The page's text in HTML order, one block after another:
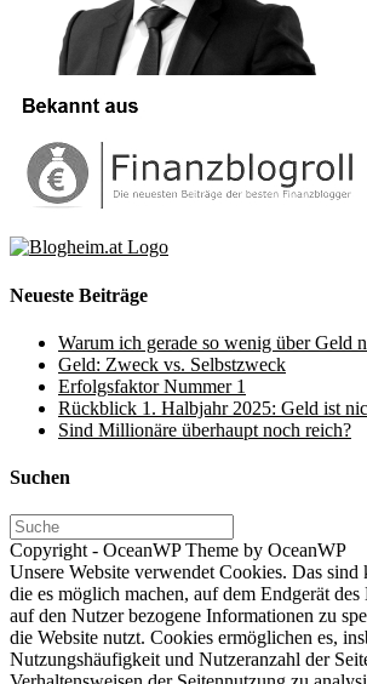
Neueste Beiträge
Warum ich gerade so wenig über Geld
Geld: Zweck vs. Selbstzweck
Erfolgsfaktor Nummer 1
Rückblick 1. Halbjahr 2025: Geld ist
Sind Millionäre überhaupt noch reich?
Suchen
Copyright - OceanWP Theme by OceanWP
Unsere Website verwendet Cookies. Das sind
die es möglich machen, auf dem Endgerät des
auf den Nutzer bezogene Informationen zu
die Website nutzt. Cookies ermöglichen es,
Nutzungshäufigkeit und Nutzeranzahl der